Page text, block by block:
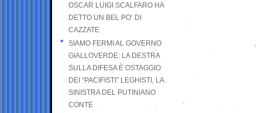
OSCAR LUIGI SCALFARO HA
DETTO UN BEL PO’ DI
CAZZATE
SIAMO FERMI AL GOVERNO
GIALLOVERDE: LA DESTRA
SULLA DIFESA È OSTAGGIO
DEI “PACIFISTI” LEGHISTI, LA
SINISTRA DEL PUTINIANO
CONTE